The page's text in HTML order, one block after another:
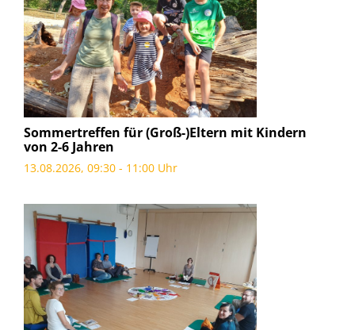
Sommertreffen für (Groß-)Eltern mit Kindern
von 2-6 Jahren
13.08.2026, 09:30 - 11:00 Uhr